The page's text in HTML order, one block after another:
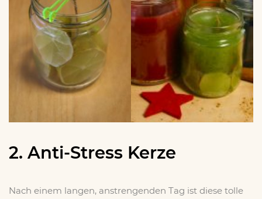
2. Anti-Stress Kerze
Nach einem langen, anstrengenden Tag ist diese tolle